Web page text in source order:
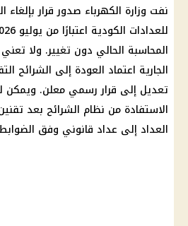
نفت وزارة الكهرباء صدور قرار بإلغاء
المحاسبة الحالي دون تغيير. ولا تعني
الجارية اعتماد العودة إلى الشرائح
تعديل إلى قرار رسمي معلن. ويمكن
الاستفادة من نظام الشرائح بعد
العداد إلى عداد قانوني وفق